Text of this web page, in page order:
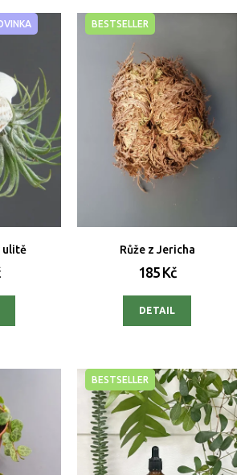
ulitě
BESTSELLER
Růže z Jericha
185 Kč
DETAIL
BESTSELLER